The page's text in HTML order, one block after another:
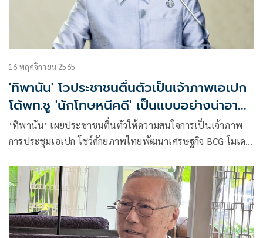
16 พฤศจิกายน 2565
'ทิพานัน' โวประชาชนตื่นตัวเป็นเจ้าภาพเอเปก
โต้พท.ชู 'นักโทษหนีคดี' เป็นแบบอย่างน่าอาย
ไปทั่วโลก
‘ทิพานัน’ เผยประชาชนตื่นตัวให้ความสนใจการเป็นเจ้าภาพ
การประชุมเอเปก โชว์ศักยภาพไทยพัฒนาเศรษฐกิจ BCG โมเดล
เป็นแบบอย่างน่าอายไปทั่วโลก